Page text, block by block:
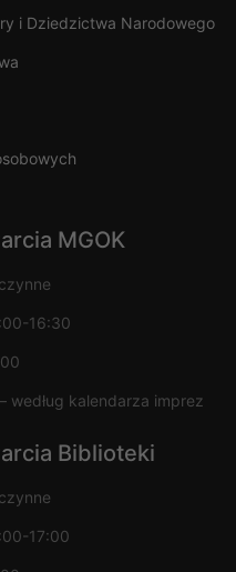
i Dziedzictwa Narodowego
MGOK
16:30
według kalendarza imprez
Biblioteki
17:00